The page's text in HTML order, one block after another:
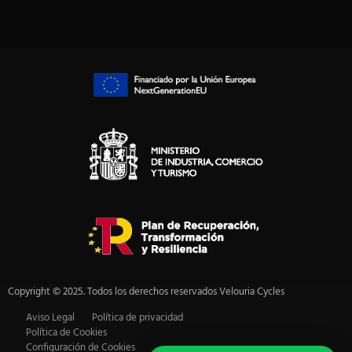
Copyright © 2025. Todos los derechos reservados Velouria Cycles
Aviso Legal
Política de privacidad
Política de Cookies
Configuración de Cookies